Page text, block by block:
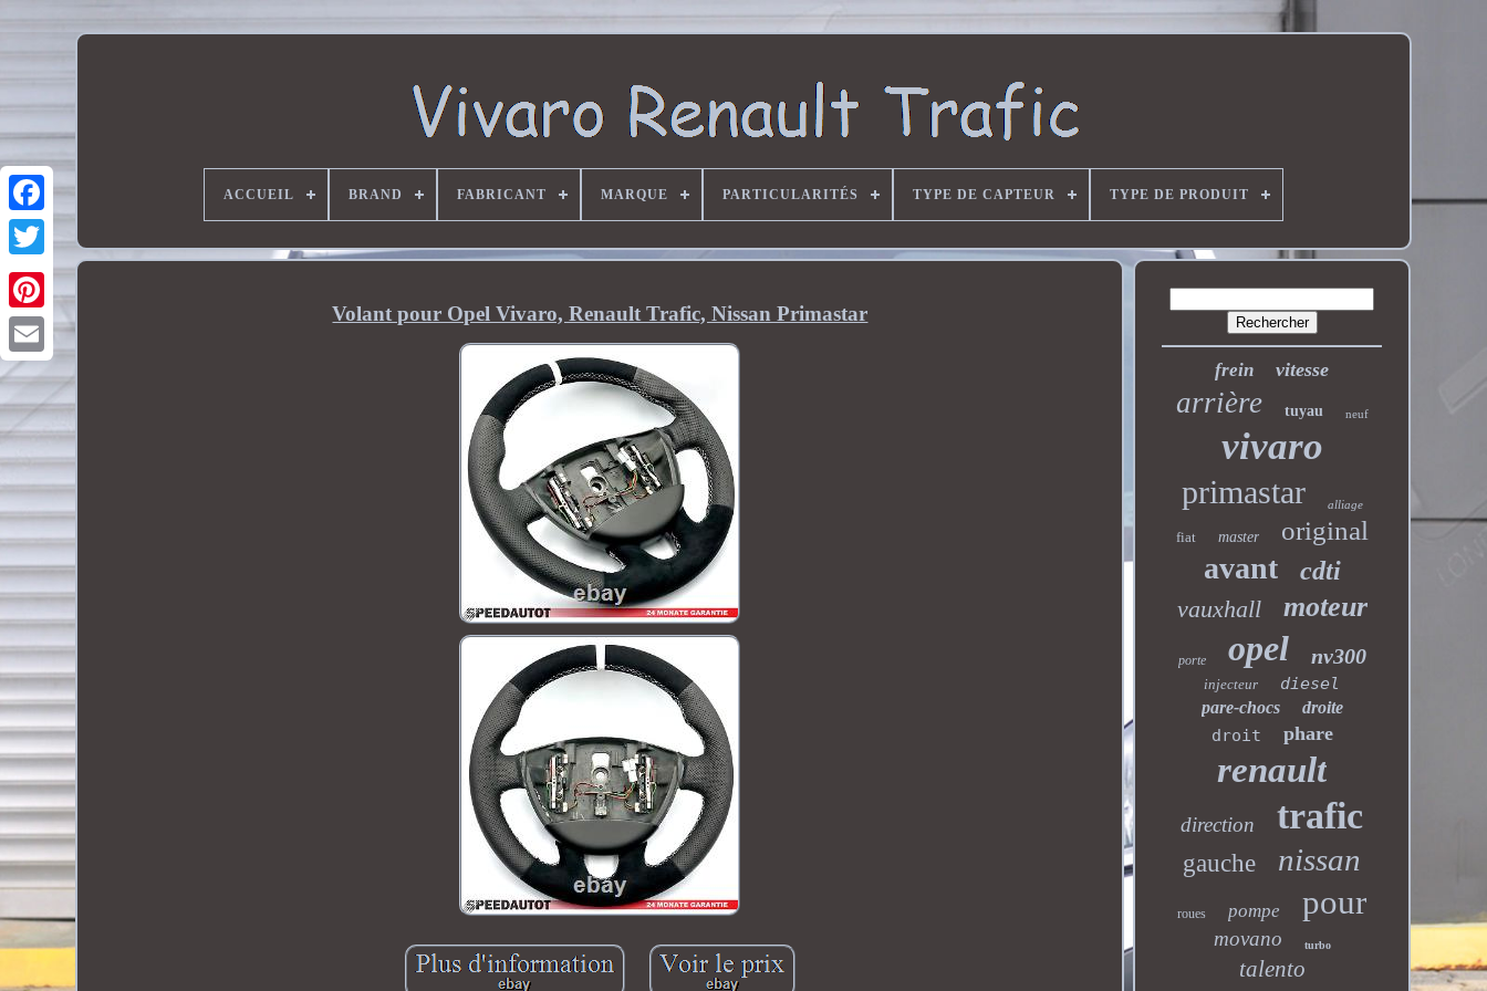
ACCUEIL BRAND FABRICANT MARQUE PARTICULARITÉS TYPE DE CAPTEUR TYPE DE PRODUIT
Volant pour Opel Vivaro, Renault Trafic, Nissan Primastar
frein vitesse
arrière tuyau neuf
vivaro
primastar alliage
fiat master original
avant cdti
vauxhall moteur
porte opel nv300
injecteur diesel
pare-chocs droite
droit phare
renault
direction trafic
gauche nissan
roues pompe pour
movano turbo
talento